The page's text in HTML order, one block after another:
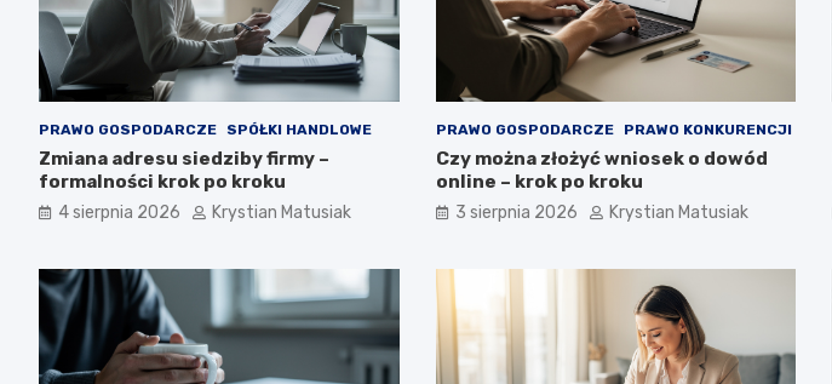
PRAWO GOSPODARCZE SPÓŁKI HANDLOWE
Zmiana adresu siedziby firmy –
formalności krok po kroku
4 sierpnia 2026 Krystian Matusiak
PRAWO GOSPODARCZE PRAWO KONKURENCJI
Czy można złożyć wniosek o dowód
online – krok po kroku
3 sierpnia 2026 Krystian Matusiak